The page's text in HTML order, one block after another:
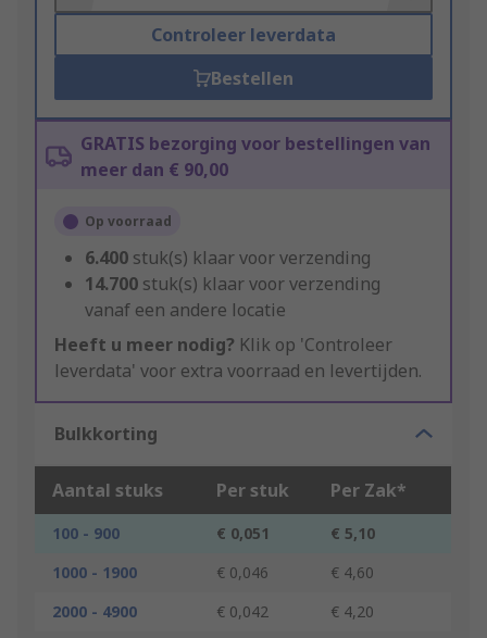
Controleer leverdata
Bestellen
GRATIS bezorging voor bestellingen van
meer dan € 90,00
Op voorraad
6.400 stuk(s) klaar voor verzending
14.700 stuk(s) klaar voor verzending
vanaf een andere locatie
Heeft u meer nodig? Klik op 'Controleer
leverdata' voor extra voorraad en levertijden.
Bulkkorting
Aantal stuks Per stuk Per Zak*
100 - 900 € 0,051
€ 5,10
1000 - 1900
€ 0,046
€ 4,60
2000 - 4900
€ 0,042
€ 4,20